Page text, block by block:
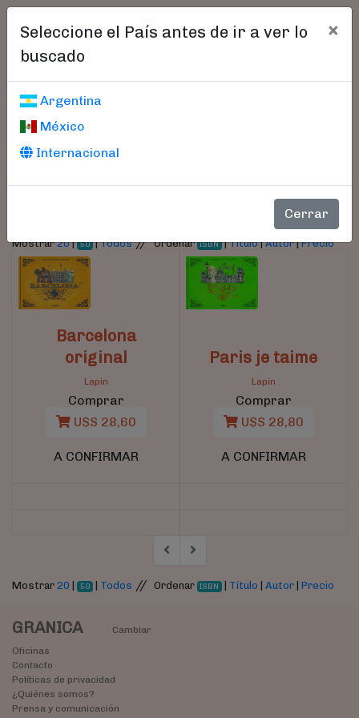
Seleccione el País antes de ir a ver lo
buscado
×
Argentina
México
Internacional
Cerrar
Libros encontrados
Parámetros
Mostrar20| 50 |Todos//Ordenar ISBN |Título|Autor|Precio
Barcelona
original
Lapin
Comprar
U$S 28,60
A CONFIRMAR
Paris je taime
Lapin
Comprar
U$S 28,80
A CONFIRMAR
Mostrar 20 50 | Todos // Ordenar ISBN Título |Autor |Precio
GRANICA
Cambiar
Oficinas
Contacto
Políticas de privacidad
¿Quiénes somos?
Prensa y comunicación